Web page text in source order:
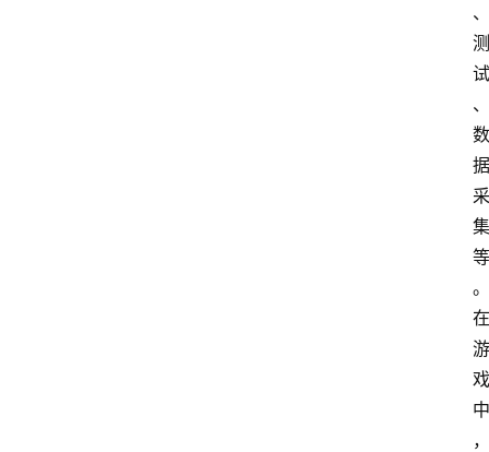
、
测
试
、
数
据
采
集
等
。
在
游
戏
中
，